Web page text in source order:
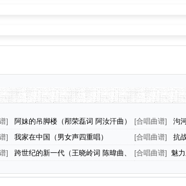
] 阿妹的吊脚楼（邴荣磊词 阿汝汗曲） [合唱曲谱]
泃
] 我家在中国（男女声四重唱） [合唱曲谱]
抗
插曲）
]
跨世纪的新一代（王晓岭词 陈暐曲、
[合唱曲谱] 魅